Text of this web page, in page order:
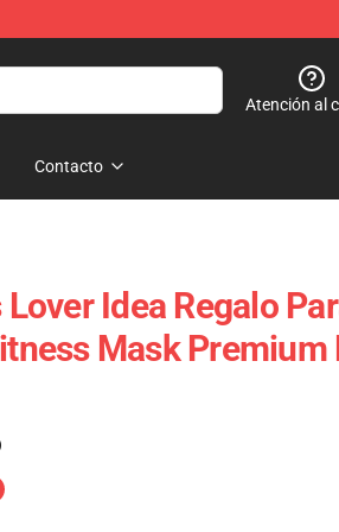
Atención al
Contacto
Idea Regalo
Mask Premium